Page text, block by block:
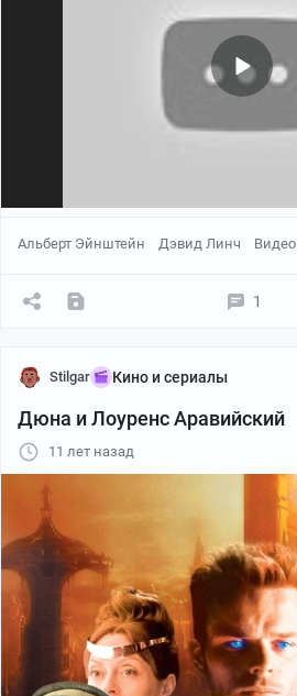
Альберт Эйнштейн Дэвид Линч Видео
1
Stilgar Кино и сериалы
Дюна и Лоуренс Аравийский
11 лет назад